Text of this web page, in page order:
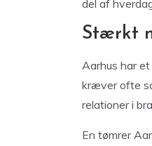
del af
Stærkt
Aarhus har
kræver ofte
relationer i
En tømrer